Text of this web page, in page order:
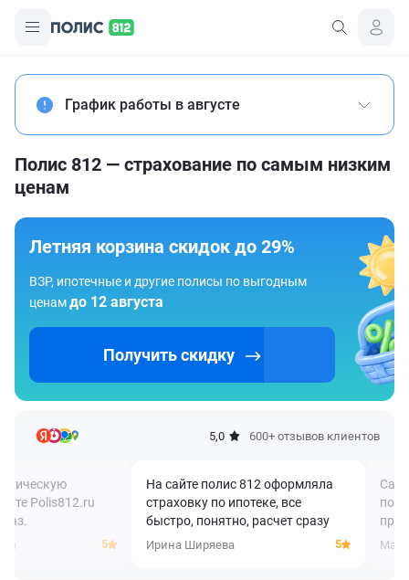
График работы в августе
Полис 812 — страхование по самым низким
ценам
Летняя корзина скидок до 29%
ВЗР, ипотечные и другие полисы по выгодным
ценамдо 12 августа
Получить скидку
5,0 600+ отзывов клиентов
На сайте полис 812 оформляла
страховку по ипотеке, все
быстро, понятно, расчет сразу
Ирина Ширяева 5
Сайт полис 812 очень
по цене очень выгодные
предложения выдает.
Марат Самигуллин